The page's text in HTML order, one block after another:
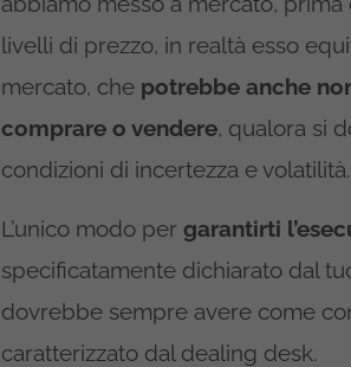
livelli di prezzo, in realtà esso
mercato, che potrebbe anche
comprare o vendere, qualora si
condizioni di incertezza e volatilità.
L’unico modo per garantirti
specificatamente dichiarato dal
dovrebbe sempre avere come
caratterizzato dal dealing desk.